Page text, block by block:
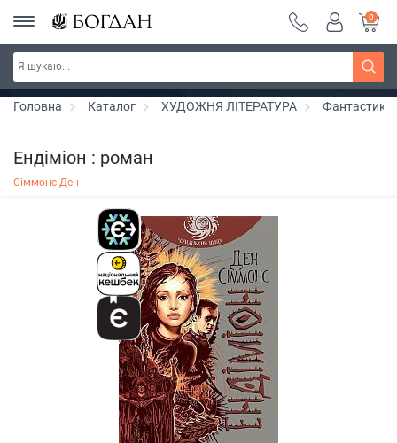
РОЗПРОДАЖ ~ 150 грн ~ 200 грн ~ 250 грн ~
300 грн ~ РОЗПРОДАЖ
Дізнатись більше
0
Головна Каталог ХУДОЖНЯ ЛІТЕРАТУРА Фантастика
Ендіміон : роман
Сіммонс Ден